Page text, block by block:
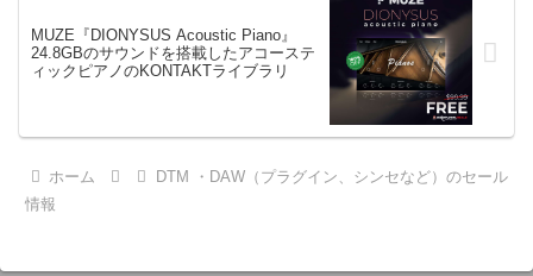
MUZE『DIONYSUS Acoustic Piano』
24.8GBのサウンドを搭載したアコーステ
ィックピアノのKONTAKTライブラリ
ホーム
DTM ・DAW（プラグイン、シンセなど）のセール
情報